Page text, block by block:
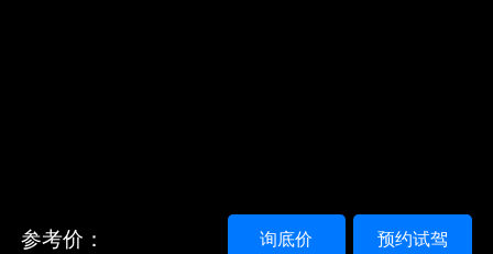
参考价： 预约试驾
询底价